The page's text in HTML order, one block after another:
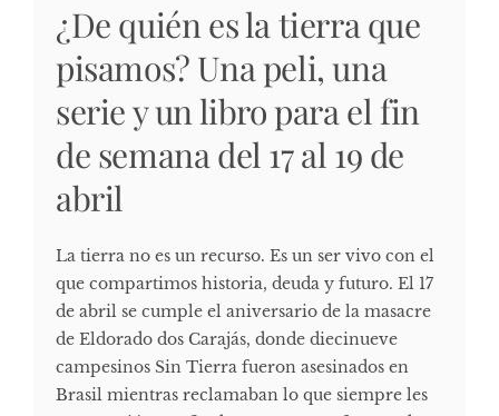
¿De quién es la tierra que
pisamos? Una peli, una
serie y un libro para el fin
de semana del 17 al 19 de
abril
La tierra no es un recurso. Es un ser vivo con el
que compartimos historia, deuda y futuro. El 17
de abril se cumple el aniversario de la masacre
de Eldorado dos Carajás, donde diecinueve
campesinos Sin Tierra fueron asesinados en
Brasil mientras reclamaban lo que siempre les